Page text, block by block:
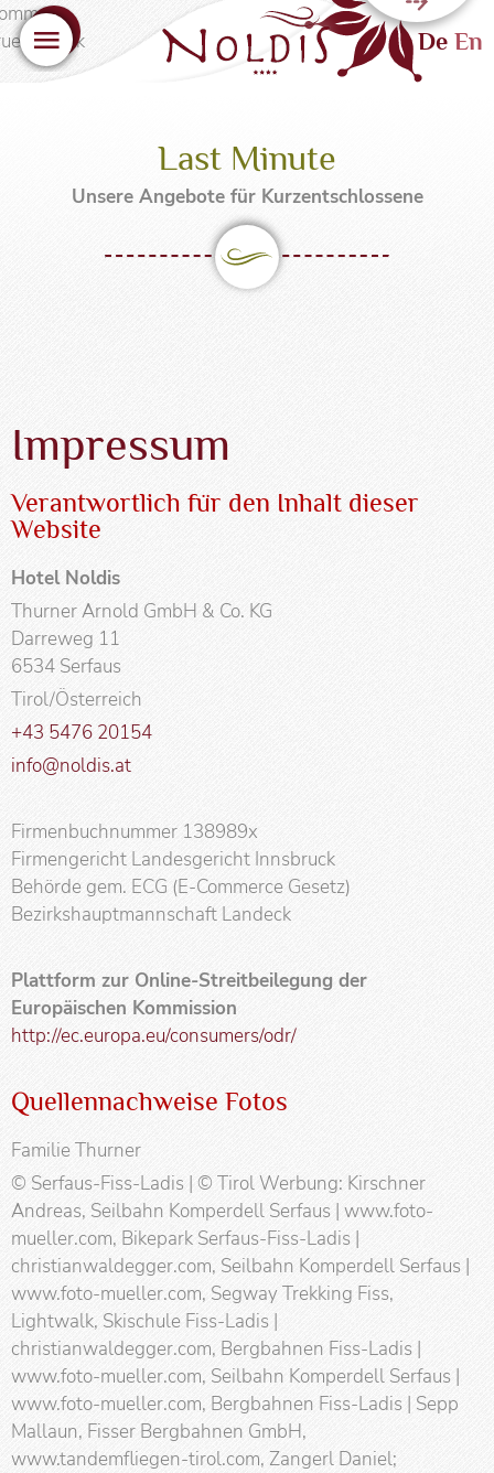
Menü De En
Sicher urlauben
Last Minute
Unsere Angebote für Kurzentschlossene
Impressum
Verantwortlich für den Inhalt dieser
Website
Hotel Noldis
Thurner Arnold GmbH & Co. KG
Darreweg 11
6534 Serfaus
Tirol/Österreich
+43 5476 20154
info@noldis.at
Firmenbuchnummer 138989x
Firmengericht Landesgericht Innsbruck
Behörde gem. ECG (E-Commerce Gesetz)
Bezirkshauptmannschaft Landeck
Plattform zur Online-Streitbeilegung der
Europäischen Kommission
http://ec.europa.eu/consumers/odr/
Quellennachweise Fotos
Familie Thurner
© Serfaus-Fiss-Ladis | © Tirol Werbung: Kirschner
Andreas, Seilbahn Komperdell Serfaus | www.foto-
mueller.com, Bikepark Serfaus-Fiss-Ladis |
christianwaldegger.com, Seilbahn Komperdell Serfaus |
www.foto-mueller.com, Segway Trekking Fiss,
Lightwalk, Skischule Fiss-Ladis |
christianwaldegger.com, Bergbahnen Fiss-Ladis |
www.foto-mueller.com, Seilbahn Komperdell Serfaus |
www.foto-mueller.com, Bergbahnen Fiss-Ladis | Sepp
Mallaun, Fisser Bergbahnen GmbH,
www.tandemfliegen-tirol.com, Zangerl Daniel;